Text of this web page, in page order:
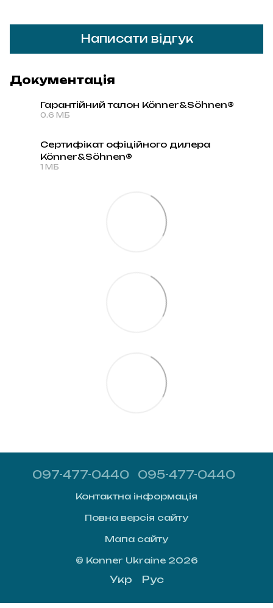
Написати відгук
Документація
Гарантійний талон Könner&Söhnen®
0.6 МБ
Сертифікат офіційного дилера
Könner&Söhnen®
1 МБ
097-477-0440 095-477-0440
Контактна інформація
Повна версія сайту
Мапа сайту
© Konner Ukraine 2026
Укр Рус